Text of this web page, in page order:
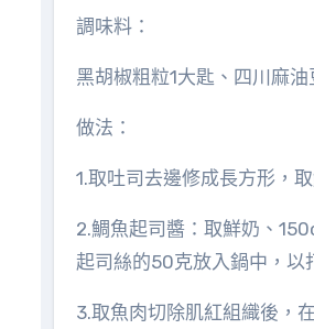
調味料：
黑胡椒粗粒1大匙、四川麻
做法：
1.取吐司去邊修成長方形，
2.鯛魚起司醬：取鮮奶、
起司絲的50克放入鍋中，以
3.取魚肉切除肌紅組織後，